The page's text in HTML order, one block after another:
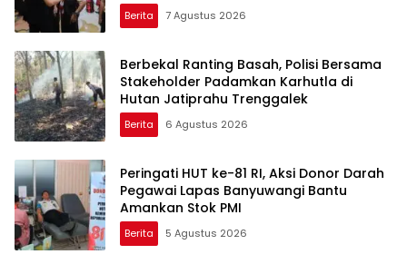
Berita 7 Agustus 2026
Berbekal Ranting Basah, Polisi Bersama
Stakeholder Padamkan Karhutla di
Hutan Jatiprahu Trenggalek
Berita 6 Agustus 2026
Peringati HUT ke-81 RI, Aksi Donor Darah
Pegawai Lapas Banyuwangi Bantu
Amankan Stok PMI
Berita 5 Agustus 2026